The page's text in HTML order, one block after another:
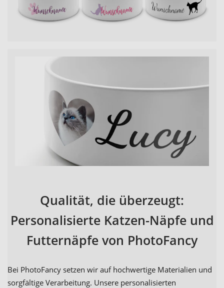
Qualität, die überzeugt:
Personalisierte Katzen-Näpfe und
Futternäpfe von PhotoFancy
Bei PhotoFancy setzen wir auf hochwertige Materialien und
sorgfältige Verarbeitung. Unsere personalisierten